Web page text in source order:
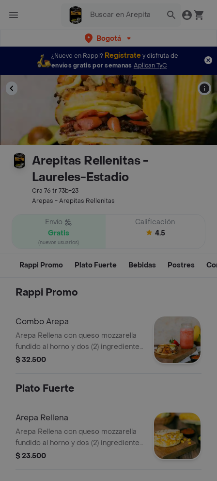
Bogotá
¿Nuevo en Rappi? Regístratey disfruta de
envíos gratis por semanas Aplican TyC
Arepitas Rellenitas -
Laureles-Estadio
Cra 76 tr 73b-23
Arepas - Arepitas Rellenitas
Envío
Gratis
(nuevos usuarios)
Calificación
4.5
Rappi Promo Plato Fuerte Bebidas Postres
Rappi Promo
Combo Arepa
Arepa Rellena con queso mozzarella
fundido al horno y dos (2) ingredientes
a tu elección. La Arepa trae como
adicionales + más jugo en agua
$ 32.500
Plato Fuerte
Arepa Rellena
Arepa Rellena con queso mozzarella
fundido al horno y dos (2) ingredientes
a tu elección. La Arepa trae como
$ 23.500